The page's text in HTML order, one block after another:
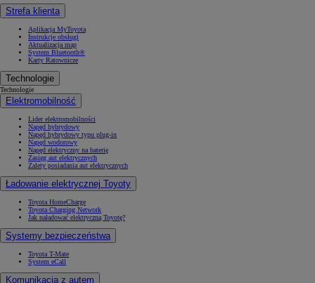
Strefa klienta
Aplikacja MyToyota
Instrukcje obsługi
Aktualizacja map
System Bluetooth®
Karty Ratownicze
Technologie
Technologie
Elektromobilność
Lider elektromobilności
Napęd hybrydowy
Napęd hybrydowy typu plug-in
Napęd wodorowy
Napęd elektryczny na baterię
Zasięg aut elektrycznych
Zalety posiadania aut elektrycznych
Ładowanie elektrycznej Toyoty
Toyota HomeCharge
Toyota Charging Network
Jak naładować elektryczną Toyotę?
Systemy bezpieczeństwa
Toyota T-Mate
System eCall
Komunikacja z autem